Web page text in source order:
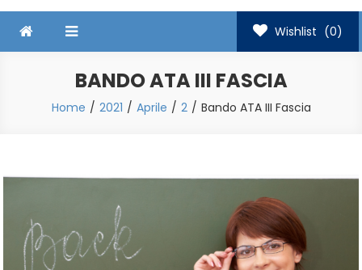
Wishlist (0)
BANDO ATA III FASCIA
Home 2021 Aprile 2 Bando ATA III Fascia